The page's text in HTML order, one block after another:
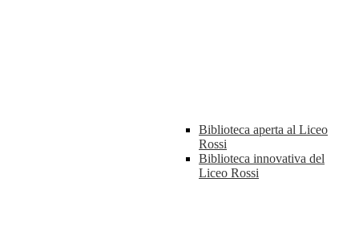
Biblioteca aperta al Liceo
Rossi
Biblioteca innovativa del
Liceo Rossi